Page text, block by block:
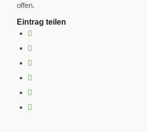
offen.
Eintrag teilen